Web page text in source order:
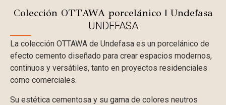
Colección OTTAWA porcelánico | Undefasa
UNDEFASA
La colección OTTAWA de Undefasa es un porcelánico de
efecto cemento diseñado para crear espacios modernos,
continuos y versátiles, tanto en proyectos residenciales
como comerciales.
Su estética cementosa y su gama de colores neutros